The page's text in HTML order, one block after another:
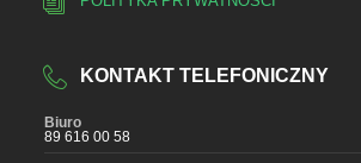
KONTAKT TELEFONICZNY
Biuro
89 616 00 58